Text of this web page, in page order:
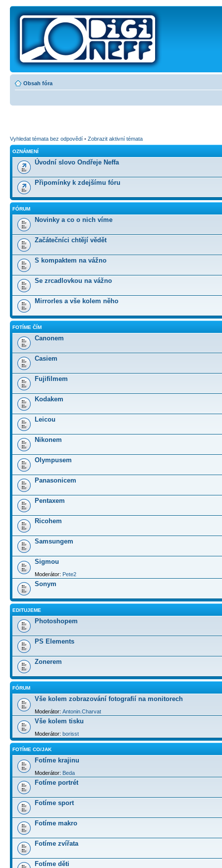
Obsah fóra
Vyhledat témata bez odpovědí • Zobrazit aktivní témata
OZNÁMENÍ
Úvodní slovo Ondřeje Neffa
Připomínky k zdejšímu fóru
FÓRUM
Novinky a co o nich víme
Začátečníci chtějí vědět
S kompaktem na vážno
Se zrcadlovkou na vážno
Mirrorles a vše kolem něho
FOTÍME ČÍM
Canonem
Casiem
Fujifilmem
Kodakem
Leicou
Nikonem
Olympusem
Panasonicem
Pentaxem
Ricohem
Samsungem
Sigmou
Moderátor: Pete2
Sonym
EDITUJEME
Photoshopem
PS Elements
Zonerem
FÓRUM
Vše kolem zobrazování fotografií na monitorech
Moderátor: Antonin.Charvat
Vše kolem tisku
Moderátor: borisst
FOTÍME CO/JAK
Fotíme krajinu
Moderátor: Beda
Fotíme portrét
Fotíme sport
Fotíme makro
Fotíme zvířata
Fotíme děti